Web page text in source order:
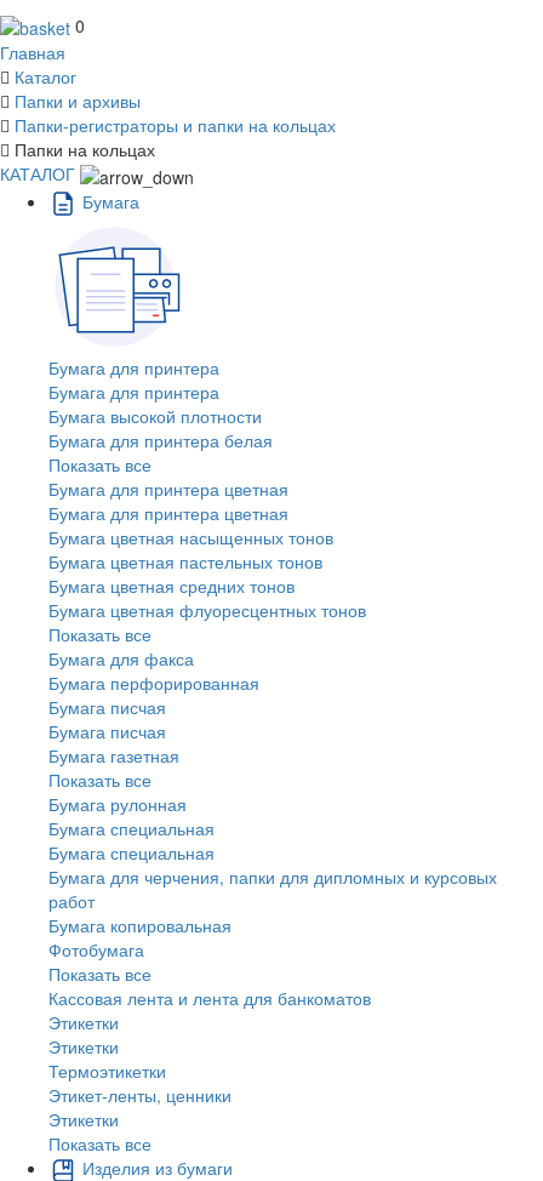
0
Главная
Каталог
Папки и архивы
Папки-регистраторы и папки на кольцах
Папки на кольцах
КАТАЛОГ
Бумага
Бумага для принтера
Бумага для принтера
Бумага высокой плотности
Бумага для принтера белая
Показать все
Бумага для принтера цветная
Бумага для принтера цветная
Бумага цветная насыщенных тонов
Бумага цветная пастельных тонов
Бумага цветная средних тонов
Бумага цветная флуоресцентных тонов
Показать все
Бумага для факса
Бумага перфорированная
Бумага писчая
Бумага писчая
Бумага газетная
Показать все
Бумага рулонная
Бумага специальная
Бумага специальная
Бумага для черчения, папки для дипломных и курсовых
работ
Бумага копировальная
Фотобумага
Показать все
Кассовая лента и лента для банкоматов
Этикетки
Этикетки
Термоэтикетки
Этикет-ленты, ценники
Этикетки
Показать все
Изделия из бумаги